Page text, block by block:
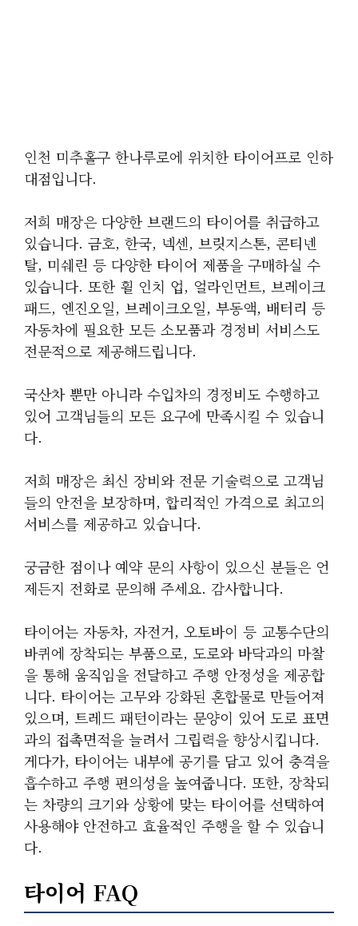
인천 미추홀구 한나루로에 위치한 타이어프로 인하
대점입니다.
저희 매장은 다양한 브랜드의 타이어를 취급하고
있습니다. 금호, 한국, 넥센, 브릿지스톤, 콘티넨
탈, 미쉐린 등 다양한 타이어 제품을 구매하실 수
있습니다. 또한 휠 인치 업, 얼라인먼트, 브레이크
패드, 엔진오일, 브레이크오일, 부동액, 배터리 등
자동차에 필요한 모든 소모품과 경정비 서비스도
전문적으로 제공해드립니다.
국산차 뿐만 아니라 수입차의 경정비도 수행하고
있어 고객님들의 모든 요구에 만족시킬 수 있습니
다.
저희 매장은 최신 장비와 전문 기술력으로 고객님
들의 안전을 보장하며, 합리적인 가격으로 최고의
서비스를 제공하고 있습니다.
궁금한 점이나 예약 문의 사항이 있으신 분들은 언
제든지 전화로 문의해 주세요. 감사합니다.
타이어는 자동차, 자전거, 오토바이 등 교통수단의
바퀴에 장착되는 부품으로, 도로와 바닥과의 마찰
을 통해 움직임을 전달하고 주행 안정성을 제공합
니다. 타이어는 고무와 강화된 혼합물로 만들어져
있으며, 트레드 패턴이라는 문양이 있어 도로 표면
과의 접촉면적을 늘려서 그립력을 향상시킵니다.
게다가, 타이어는 내부에 공기를 담고 있어 충격을
흡수하고 주행 편의성을 높여줍니다. 또한, 장착되
는 차량의 크기와 상황에 맞는 타이어를 선택하여
사용해야 안전하고 효율적인 주행을 할 수 있습니
다.
타이어 FAQ